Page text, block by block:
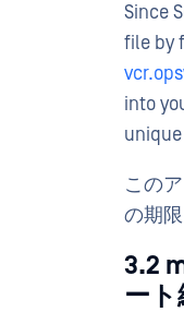
Since
file by
into
この
の期
3.2
ー